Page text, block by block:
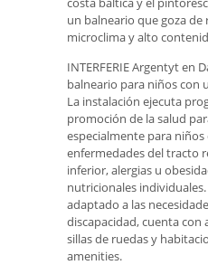
un balneario que goza
microclima y alto
INTERFERIE Argentyt en
balneario para niños con
La instalación ejecuta
promoción de la salud
especialmente para
enfermedades del tracto
inferior, alergias u
nutricionales
adaptado a las
discapacidad, cuenta con
sillas de ruedas y
amenities.